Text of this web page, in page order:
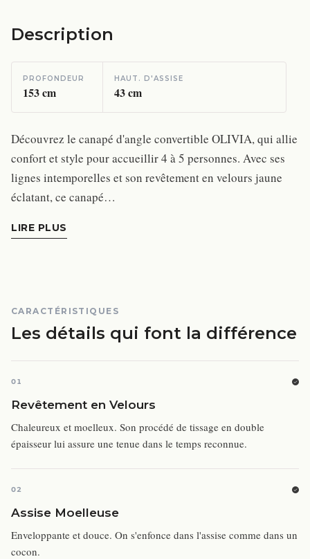
Description
PROFONDEUR
153cm
HAUT. D'ASSISE
43cm
Découvrez le canapé d'angle convertible OLIVIA, qui allie
confort et style pour accueillir 4 à 5 personnes. Avec ses
lignes intemporelles et son revêtement en velours jaune
éclatant, ce canapé…
LIRE PLUS
CARACTÉRISTIQUES
Les détails qui font la différence
01
Revêtement en Velours
Chaleureux et moelleux. Son procédé de tissage en double
épaisseur lui assure une tenue dans le temps reconnue.
02
Assise Moelleuse
Enveloppante et douce. On s'enfonce dans l'assise comme dans un
cocon.